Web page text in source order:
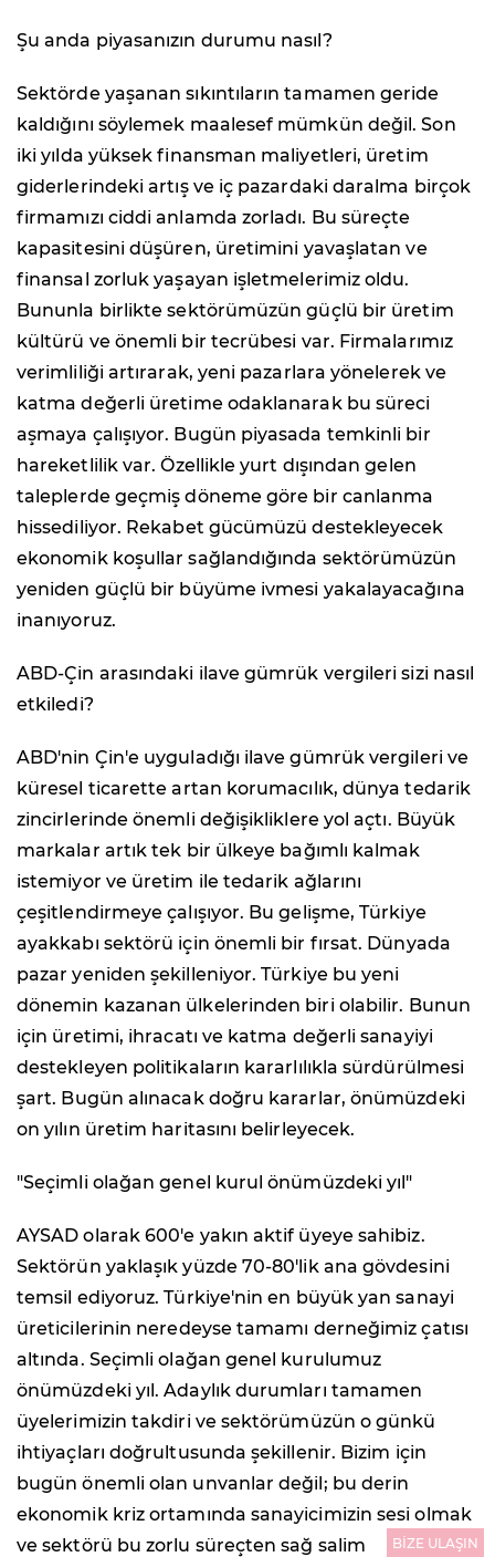
Şu anda piyasanızın durumu nasıl?
Sektörde yaşanan sıkıntıların tamamen geride
kaldığını söylemek maalesef mümkün değil. Son
iki yılda yüksek finansman maliyetleri, üretim
giderlerindeki artış ve iç pazardaki daralma birçok
firmamızı ciddi anlamda zorladı. Bu süreçte
kapasitesini düşüren, üretimini yavaşlatan ve
finansal zorluk yaşayan işletmelerimiz oldu.
Bununla birlikte sektörümüzün güçlü bir üretim
kültürü ve önemli bir tecrübesi var. Firmalarımız
verimliliği artırarak, yeni pazarlara yönelerek ve
katma değerli üretime odaklanarak bu süreci
aşmaya çalışıyor. Bugün piyasada temkinli bir
hareketlilik var. Özellikle yurt dışından gelen
taleplerde geçmiş döneme göre bir canlanma
hissediliyor. Rekabet gücümüzü destekleyecek
ekonomik koşullar sağlandığında sektörümüzün
yeniden güçlü bir büyüme ivmesi yakalayacağına
inanıyoruz.
ABD-Çin arasındaki ilave gümrük vergileri sizi nasıl
etkiledi?
ABD'nin Çin'e uyguladığı ilave gümrük vergileri ve
küresel ticarette artan korumacılık, dünya tedarik
zincirlerinde önemli değişikliklere yol açtı. Büyük
markalar artık tek bir ülkeye bağımlı kalmak
istemiyor ve üretim ile tedarik ağlarını
çeşitlendirmeye çalışıyor. Bu gelişme, Türkiye
ayakkabı sektörü için önemli bir fırsat. Dünyada
pazar yeniden şekilleniyor. Türkiye bu yeni
dönemin kazanan ülkelerinden biri olabilir. Bunun
için üretimi, ihracatı ve katma değerli sanayiyi
destekleyen politikaların kararlılıkla sürdürülmesi
şart. Bugün alınacak doğru kararlar, önümüzdeki
on yılın üretim haritasını belirleyecek.
"Seçimli olağan genel kurul önümüzdeki yıl"
AYSAD olarak 600'e yakın aktif üyeye sahibiz.
Sektörün yaklaşık yüzde 70-80'lik ana gövdesini
temsil ediyoruz. Türkiye'nin en büyük yan sanayi
üreticilerinin neredeyse tamamı derneğimiz çatısı
altında. Seçimli olağan genel kurulumuz
önümüzdeki yıl. Adaylık durumları tamamen
üyelerimizin takdiri ve sektörümüzün o günkü
ihtiyaçları doğrultusunda şekillenir. Bizim için
bugün önemli olan unvanlar değil; bu derin
ekonomik kriz ortamında sanayicimizin sesi olmak
ve sektörü bu zorlu süreçten sağ salim
BİZE ULAŞIN